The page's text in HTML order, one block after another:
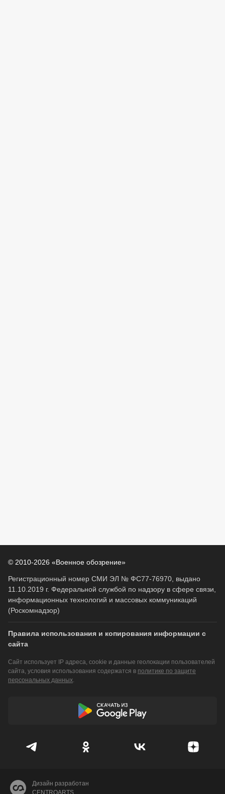
© 2010-2026 «Военное обозрение»
Регистрационный номер СМИ ЭЛ № ФС77-76970, выдано
11.10.2019 г. Федеральной службой по надзору в сфере связи,
информационных технологий и массовых коммуникаций
(Роскомнадзор)
Правила использования и копирования информации с
сайта
Сайт использует IP адреса, cookie и данные геолокации пользователей
сайта, условия использования содержатся в политике по защите
персональных данных.
Дизайн разработан
CENTROARTS